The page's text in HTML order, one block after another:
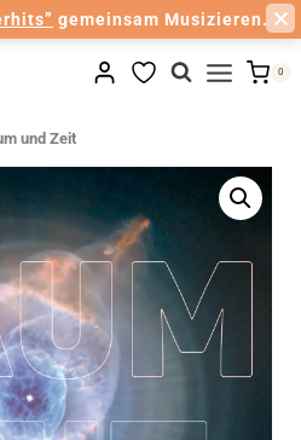
0
und Zeit
gemeinsam Musizieren.